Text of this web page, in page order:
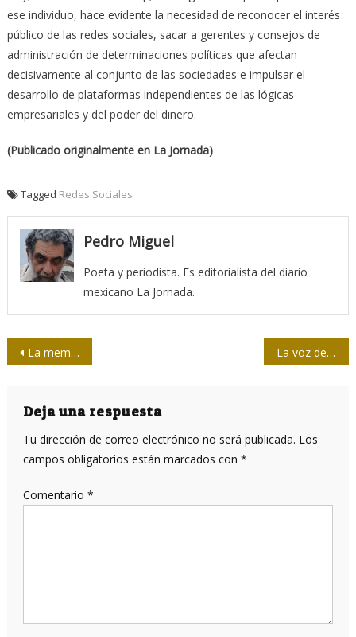
ese individuo, hace evidente la necesidad de reconocer el interés
público de las redes sociales, sacar a gerentes y consejos de
administración de determinaciones políticas que afectan
decisivamente al conjunto de las sociedades e impulsar el
desarrollo de plataformas independientes de las lógicas
empresariales y del poder del dinero.
(Publicado originalmente en La Jornada)
Tagged Redes Sociales
Pedro Miguel
Poeta y periodista. Es editorialista del diario
mexicano La Jornada.
Navegación
entradas
La memoria genética pudiera explicar los casos asintomáticos La voz de patrimonio cubano cumplió 22 años
Deja una respuesta
Tu dirección de correo electrónico no será publicada. Los
campos obligatorios están marcados con *
Comentario *